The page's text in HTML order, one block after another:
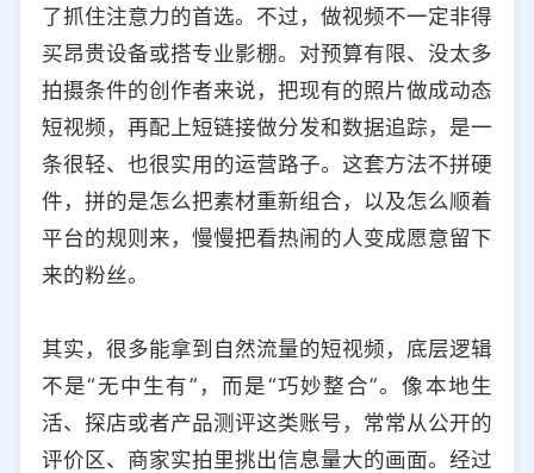
iOS Android PC 其他
选择允许访问的平台类型
了抓住注意力的首选。不过，做视频不一定非得
买昂贵设备或搭专业影棚。对预算有限、没太多
拍摄条件的创作者来说，把现有的照片做成动态
短视频，再配上短链接做分发和数据追踪，是一
条很轻、也很实用的运营路子。这套方法不拼硬
件，拼的是怎么把素材重新组合，以及怎么顺着
平台的规则来，慢慢把看热闹的人变成愿意留下
来的粉丝。
其实，很多能拿到自然流量的短视频，底层逻辑
不是“无中生有”，而是“巧妙整合”。像本地生
活、探店或者产品测评这类账号，常常从公开的
评价区、商家实拍里挑出信息量大的画面。经过